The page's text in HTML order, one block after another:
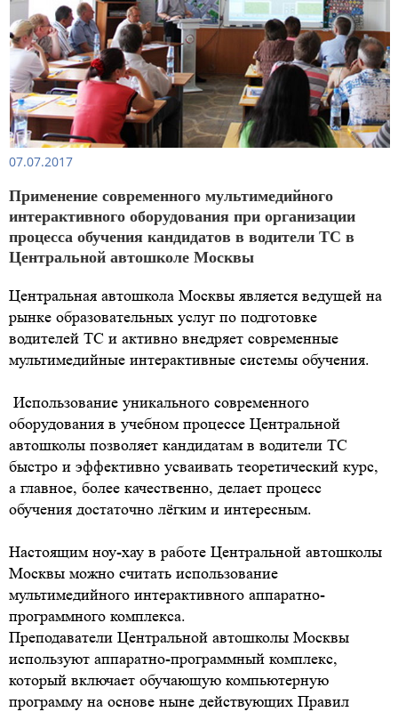
07.07.2017
Применение современного мультимедийного
интерактивного оборудования при организации
процесса обучения кандидатов в водители ТС в
Центральной автошколе Москвы
Центральная автошкола Москвы является ведущей на
рынке образовательных услуг по подготовке
водителей ТС и активно внедряет современные
мультимедийные интерактивные системы обучения.
Использование уникального современного
оборудования в учебном процессе Центральной
автошколы позволяет кандидатам в водители ТС
быстро и эффективно усваивать теоретический курс,
а главное, более качественно, делает процесс
обучения достаточно лёгким и интересным.
Настоящим ноу-хау в работе Центральной автошколы
Москвы можно считать использование
мультимедийного интерактивного аппаратно-
программного комплекса.
Преподаватели Центральной автошколы Москвы
используют аппаратно-программный комплекс,
который включает обучающую компьютерную
программу на основе ныне действующих Правил